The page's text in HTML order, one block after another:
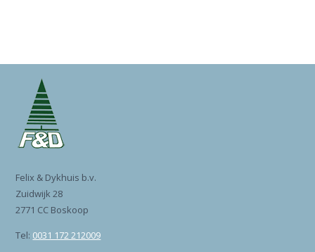
Felix & Dykhuis b.v.
Zuidwijk 28
2771 CC Boskoop
Tel: 0031 172 212009